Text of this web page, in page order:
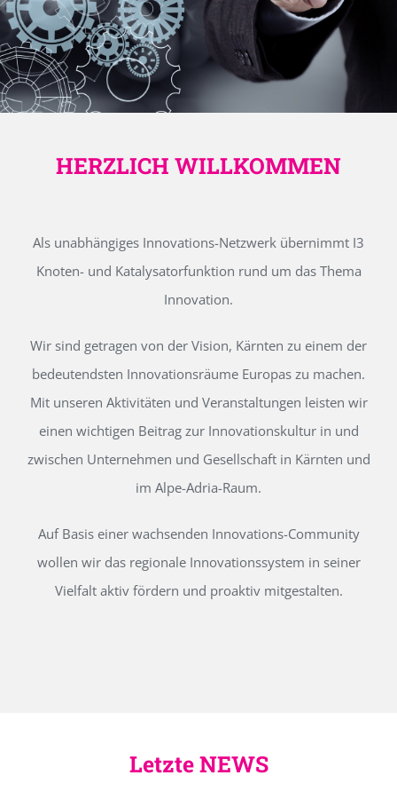
HERZLICH WILLKOMMEN
Als unabhängiges Innovations-Netzwerk übernimmt I3
Knoten- und Katalysatorfunktion rund um das Thema
Innovation.
Wir sind getragen von der Vision, Kärnten zu einem der
bedeutendsten Innovationsräume Europas zu machen.
Mit unseren Aktivitäten und Veranstaltungen leisten wir
einen wichtigen Beitrag zur Innovationskultur in und
zwischen Unternehmen und Gesellschaft in Kärnten und
im Alpe-Adria-Raum.
Auf Basis einer wachsenden Innovations-Community
wollen wir das regionale Innovationssystem in seiner
Vielfalt aktiv fördern und proaktiv mitgestalten.
Letzte NEWS